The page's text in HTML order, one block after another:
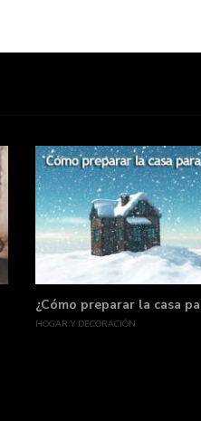
¿Cómo preparar la casa
HOGAR Y DECORACIÓN